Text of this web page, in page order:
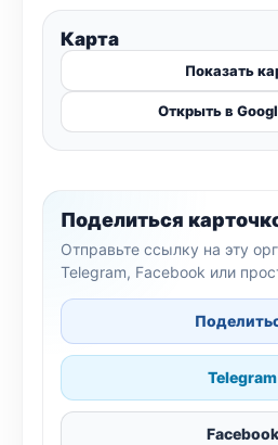
Карта
Показать
Открыть в
Поделиться
Отправьте ссылку на эту
Telegram, Facebook или
Telegram
Facebook